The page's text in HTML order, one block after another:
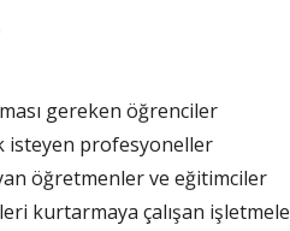
gereken öğrenciler
isteyen profesyoneller
öğretmenler ve eğitimciler
kurtarmaya çalışan